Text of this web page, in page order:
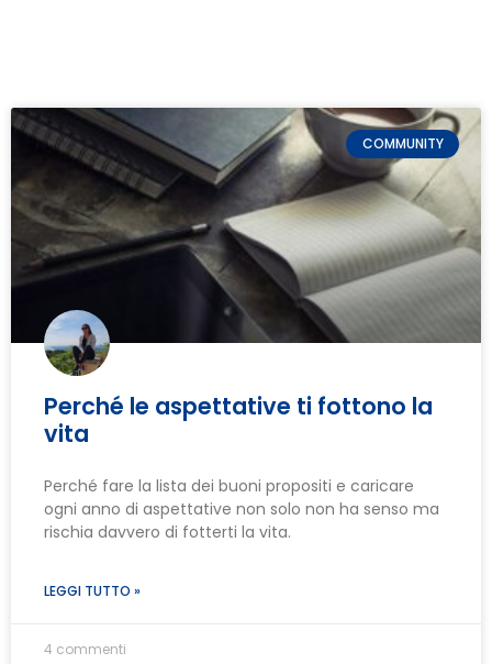
COMMUNITY
Perché le aspettative ti fottono la
vita
Perché fare la lista dei buoni propositi e caricare
ogni anno di aspettative non solo non ha senso ma
rischia davvero di fotterti la vita.
LEGGI TUTTO »
4 commenti